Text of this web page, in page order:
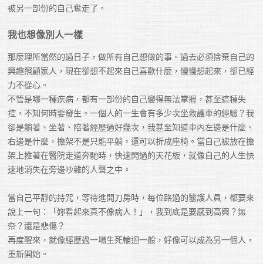
被另一部份的自己奪走了。
我也想像別人一樣
那麼理所當然的過日子，做所有自己想做的事。過去必須捨棄自己的
興趣照顧家人，現在卻想不起來自己喜歡什麼，慢慢想起來，卻已經
力不從心。
不管是哪一種疾病，都有一部份的自己變得無法掌握，甚至這種失
控，不知何時要發生。一個人的一生會有多少次坐救護車的經驗？我
卻是躺著、坐著、陪著經歷過好幾次，我甚至知道車內左邊是什麼、
右邊是什麼，擔架不是只能平躺，還可以折成座椅。當自己被放在擔
架上推著在醫院走道奔馳時，快速閃過的天花板，就像自己的人生快
速地消失在旁邊吵雜的人聲之中。
當自己平靜的持咒，等待進開刀房時，每位路過的醫護人員，都要來
說上一句：「妳看起來真不像病人！」，我到底是要感到高興？無
奈？還是悲傷？
再度醒來，就像經歷過一場生死輪迴一般，好像可以成為另一個人，
重新開始。